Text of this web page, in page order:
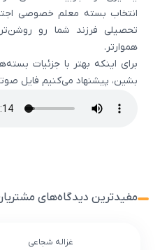
انتخاب بسته معلم خصوصی
تحصیلی فرزند شما رو
هموارتر.
برای اینکه بهتر با جزئیات
بشین، پیشنهاد می‌کنیم فایل
مفیدترین دیدگاه‌های
غزاله شجاعی